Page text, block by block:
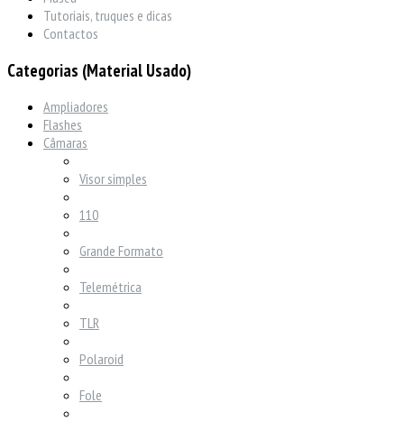
Tutoriais, truques e dicas
Contactos
Categorias (Material Usado)
Ampliadores
Flashes
Câmaras
Visor simples
110
Grande Formato
Telemétrica
TLR
Polaroid
Fole